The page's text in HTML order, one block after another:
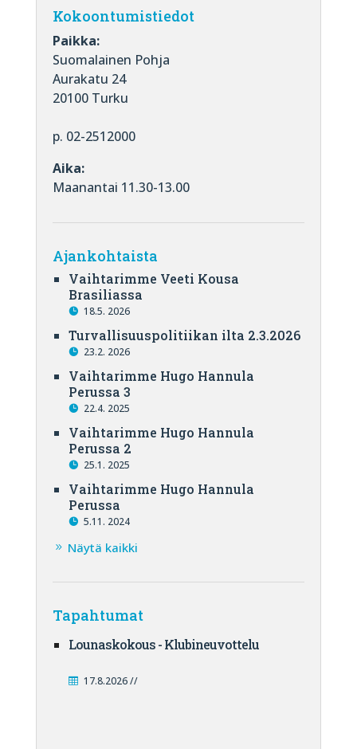
Kokoontumistiedot
Paikka:
Suomalainen Pohja
Aurakatu 24
20100 Turku
p. 02-2512000
Aika:
Maanantai 11.30-13.00
Ajankohtaista
Vaihtarimme Veeti Kousa
Brasiliassa
18.5. 2026
Turvallisuuspolitiikan ilta 2.3.2026
23.2. 2026
Vaihtarimme Hugo Hannula
Perussa 3
22.4. 2025
Vaihtarimme Hugo Hannula
Perussa 2
25.1. 2025
Vaihtarimme Hugo Hannula
Perussa
5.11. 2024
Näytä kaikki
Tapahtumat
Lounaskokous - Klubineuvottelu
17.8.2026 //